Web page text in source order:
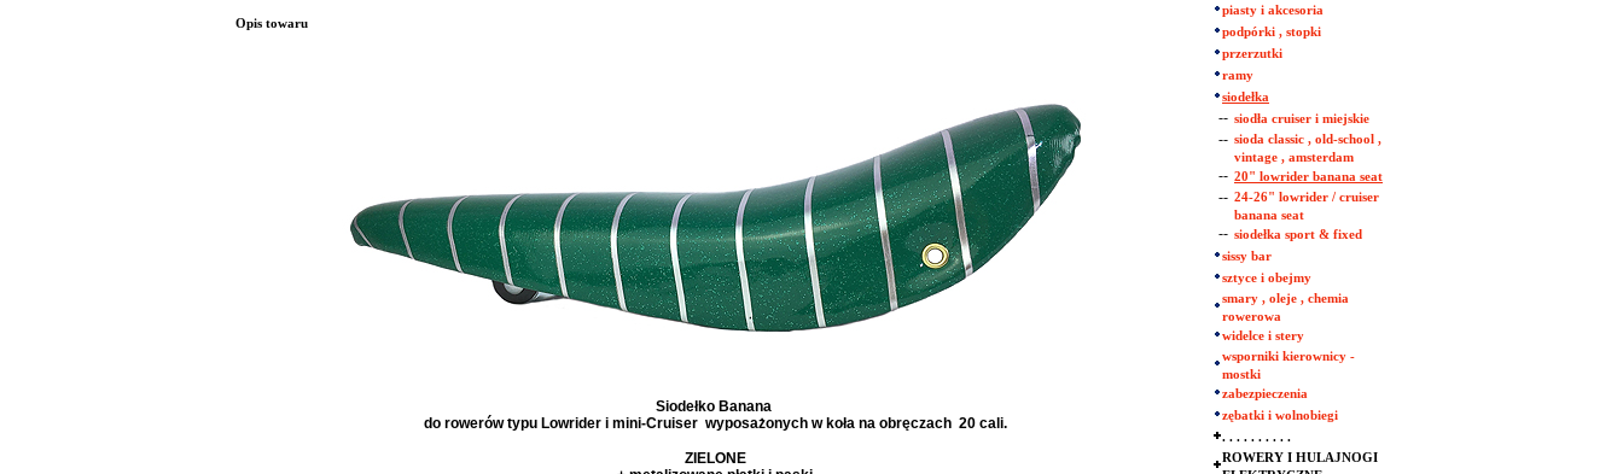
Opis towaru
Siodełko Banana
do rowerów typu Lowrider i mini-Cruiser wyposażonych w koła na obręczach 20 cali.
ZIELONE
piasty i akcesoria
podpórki , stopki
przerzutki
ramy
siodełka
-- siodła cruiser i miejskie
-- sioda classic , old-school ,
vintage , amsterdam
-- 20" lowrider banana seat
-- 24-26" lowrider / cruiser
banana seat
-- siodełka sport & fixed
sissy bar
sztyce i obejmy
smary , oleje , chemia
rowerowa
widelce i stery
wsporniki kierownicy -
mostki
zabezpieczenia
zębatki i wolnobiegi
. . . . . . . . . .
ROWERY I HULAJNOGI